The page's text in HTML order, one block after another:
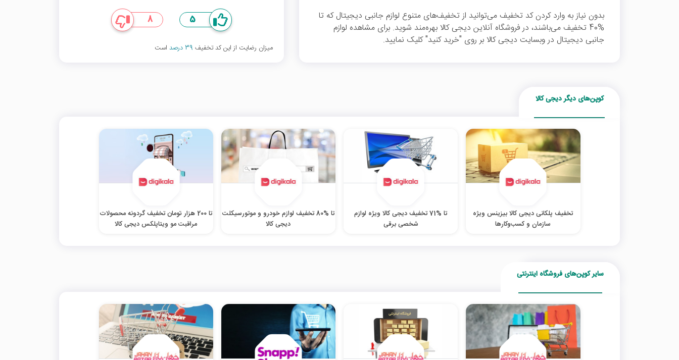
بدون نیاز به وارد کردن کد تخفیف می‌توانید از تخفیف‌های متنوع لوازم جانبی دیجیتال که تا
%40 تخفیف می‌باشند، در فروشگاه آنلاین دیجی کالا بهره‌مند شوید. برای مشاهده لوازم
جانبی دیجیتال در وبسایت دیجی کالا بر روی "خرید کنید" کلیک نمایید.
5
8
میزان رضایت از این کد تخفیف 39 درصد است
کوپن‌های دیگر دیجی کالا
تخفیف پلکانی دیجی کالا بیزینس ویژه
سازمان و کسب‌‌وکارها
تا %71 تخفیف دیجی کالا ویژه لوازم
شخصی برقی
تا %80 تخفیف لوازم خودرو و موتورسیکلت
دیجی کالا
تا 200 هزار تومان تخفیف گردونه محصولات
مراقبت مو ویتاپلکس دیجی کالا
سایر کوپن‌های فروشگاه اینترنتی